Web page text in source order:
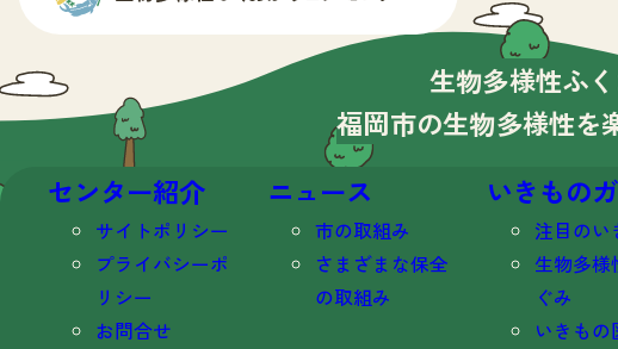
生物多様性ふ
福岡市の生物多様性を
センター紹介
サイトポリシー
プライバシーポ
リシー
お問合せ
ニュース
市の取組み
さまざまな保全
の取組み
いきもの
注目のい
生物多様
ぐみ
いきもの